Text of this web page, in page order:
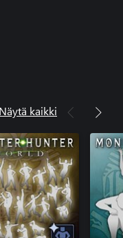
Näytä kaikki